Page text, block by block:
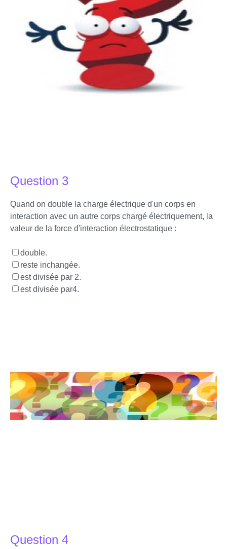
Question 3
Quand on double la charge électrique d'un corps en
interaction avec un autre corps chargé électriquement, la
valeur de la force d'interaction électrostatique :
double.
reste inchangée.
est divisée par 2.
est divisée par4.
Question 4